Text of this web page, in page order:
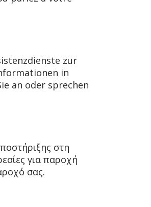
zur
in
an oder sprechen
στη
για παροχή
σας.